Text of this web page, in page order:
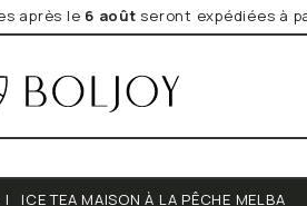
après le 6 août seront expédiées à
| ICE TEA MAISON À LA PÊCHE MELBA
*Obligatoire
Vos données personnelles
Lire la Politique de